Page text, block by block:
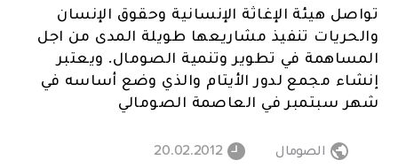
تواصل هيئة الإغاثة الإنسانية وحقوق الإنسان
والحريات تنفيذ مشاريعها طويلة المدى من اجل
المساهمة في تطوير وتنمية الصومال. ويعتبر
إنشاء مجمع لدور الأيتام والذي وضع أساسه في
شهر سبتمبر في العاصمة الصومالي
الصومال 20.02.2012